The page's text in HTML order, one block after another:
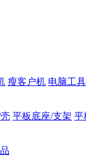
瘦客户机 电脑工具
平板底座/支架 平